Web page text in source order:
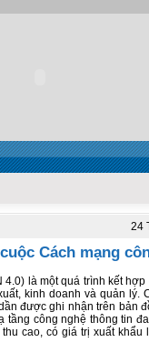
24
Cách mạng
là một quá trình kết
kinh doanh và quản lý.
được ghi nhận trên bản
tầng công nghệ thông tin
cao, có giá trị xuất khẩu